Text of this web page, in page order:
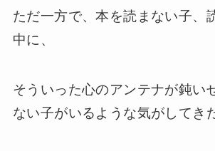
ただ一方で、本を読まない子、
中に、
そういった心のアンテナが鈍い
ない子がいるような気がしてきた